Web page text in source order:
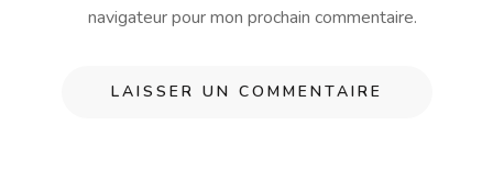
navigateur pour mon prochain commentaire.